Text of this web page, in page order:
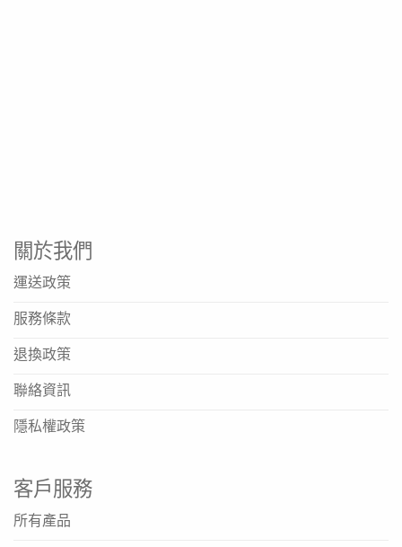
食用方法: 將一包粉末加入水或牛奶中搖勻即可飲用
資料來源
用。建議依照包裝上的指示操作。
關於我們
運送政策
服務條款
退換政策
聯絡資訊
隱私權政策
客戶服務
所有產品